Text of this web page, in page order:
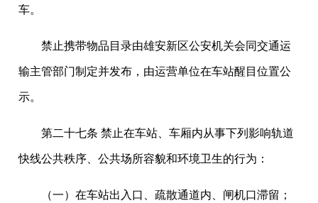
车。
禁止携带物品目录由雄安新区公安机关会同交通运
输主管部门制定并发布，由运营单位在车站醒目位置公
示。
第二十七条 禁止在车站、车厢内从事下列影响轨道
快线公共秩序、公共场所容貌和环境卫生的行为：
（一）在车站出入口、疏散通道内、闸机口滞留；